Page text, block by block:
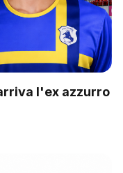
l'ex azzurro